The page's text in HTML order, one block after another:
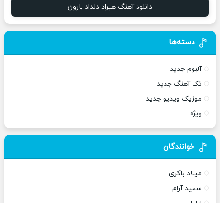
دانلود آهنگ هیراد دلداد بارون
دسته‌ها
آلبوم جدید
تک آهنگ جدید
موزیک ویدیو جدید
ویژه
خوانندگان
میلاد باکری
سعید آرام